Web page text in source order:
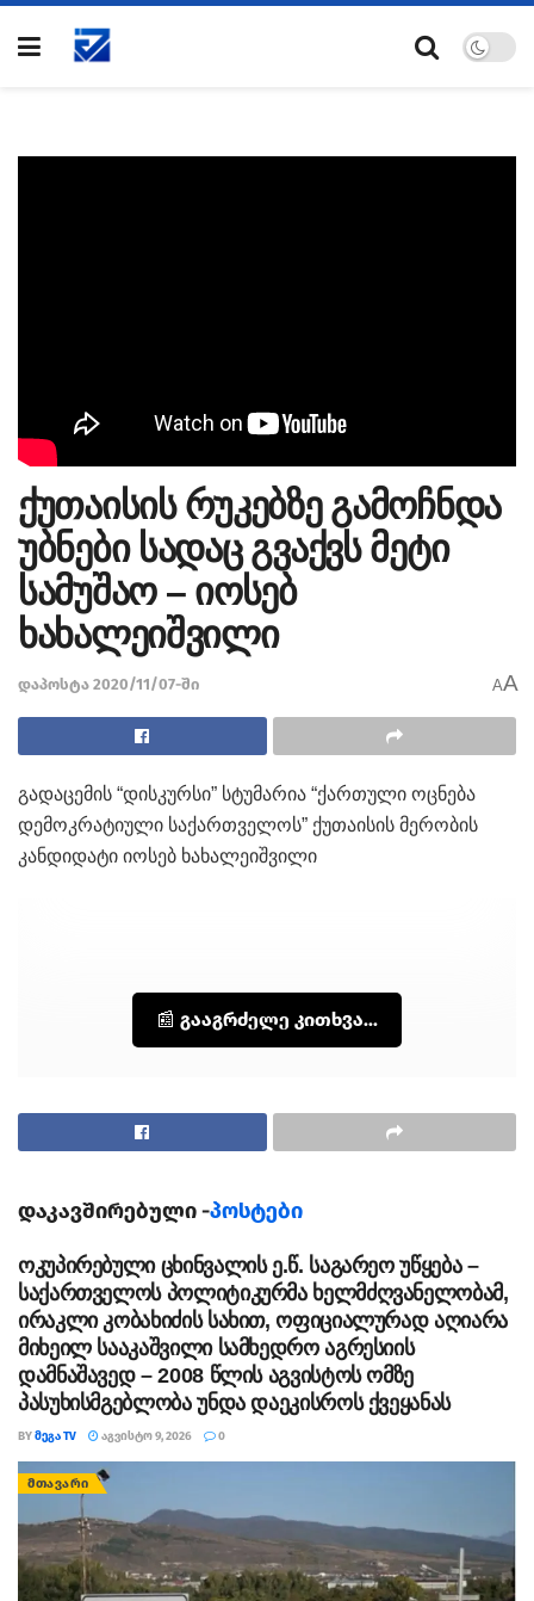
ქუთაისის რუკებზე გამოჩნდა
უბნები სადაც გვაქვს მეტი
სამუშაო – იოსებ
ხახალეიშვილი
დაპოსტა 2020/11/07-ში AA
გადაცემის “დისკურსი” სტუმარია “ქართული ოცნება
დემოკრატიული საქართველოს” ქუთაისის მერობის
კანდიდატი იოსებ ხახალეიშვილი
📰 გააგრძელე კითხვა...
დაკავშირებული -პოსტები
ოკუპირებული ცხინვალის ე.წ. საგარეო უწყება –
საქართველოს პოლიტიკურმა ხელმძღვანელობამ,
ირაკლი კობახიძის სახით, ოფიციალურად აღიარა
მიხეილ სააკაშვილი სამხედრო აგრესიის
დამნაშავედ – 2008 წლის აგვისტოს ომზე
პასუხისმგებლობა უნდა დაეკისროს ქვეყანას
BYᲛᲔᲒᲐ TV ᲐᲒᲕᲘᲡᲢᲝ 9, 2026 0
ᲛᲗᲐᲕᲐᲠᲘ